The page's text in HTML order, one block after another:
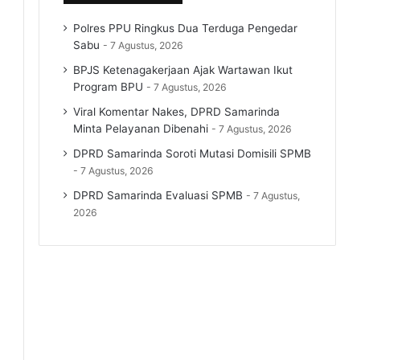
Polres PPU Ringkus Dua Terduga Pengedar
Sabu
7 Agustus, 2026
BPJS Ketenagakerjaan Ajak Wartawan Ikut
Program BPU
7 Agustus, 2026
Viral Komentar Nakes, DPRD Samarinda
Minta Pelayanan Dibenahi
7 Agustus, 2026
DPRD Samarinda Soroti Mutasi Domisili SPMB
7 Agustus, 2026
DPRD Samarinda Evaluasi SPMB
7 Agustus,
2026